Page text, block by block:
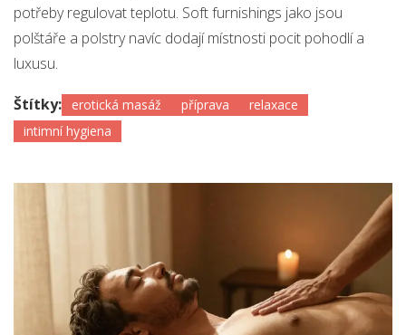
potřeby regulovat teplotu. Soft furnishings jako jsou
polštáře a polstry navíc dodají místnosti pocit pohodlí a
luxusu.
Štítky: erotická masáž příprava
relaxace
intimní hygiena